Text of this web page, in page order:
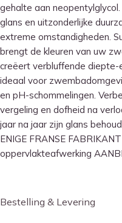
gehalte aan
glans en uitzonderlijke
extreme omstandigheden.
brengt de kleuren van uw
creëert verbluffende diepte-
ideaal voor
en pH-schommelingen.
vergeling en dofheid na
jaar na jaar zijn glans
ENIGE FRANSE
oppervlakteafwerking
Bestelling & Levering